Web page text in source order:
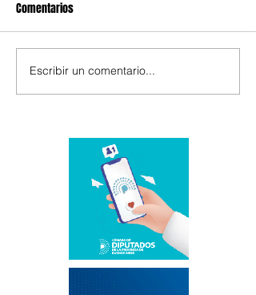
Comentarios
Escribir un comentario...